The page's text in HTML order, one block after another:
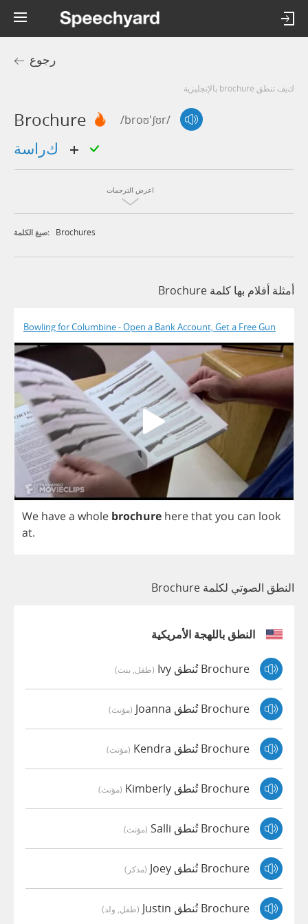
رجوع
كيف تنطق brochure بالإنجليزية
Brochure /broʊ'ʃʊr/
اعرض الترجمات
صيغ الكلمة: Brochures
أمثلة أفلام بها كلمة Brochure
Bowling for Columbine - Open a Bank Account, Get a Free Gun
We havea whole brochure herethatyou can look
at.
النطق الصوتي لكلمة Brochure
النطق باللهجة الأمريكية
Brochure تُنطق Ivy (طفل, بنت)
Brochure تُنطق Joanna (مؤنث)
Brochure تُنطق Kendra (مؤنث)
Brochure تُنطق Kimberly (مؤنث)
Brochure تُنطق Salli (مؤنث)
Brochure تُنطق Joey (مذكر)
Brochure تُنطق Justin (طفل, ولد)